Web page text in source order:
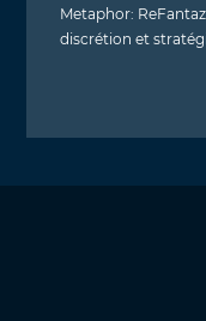
Metaphor:
discrétion et